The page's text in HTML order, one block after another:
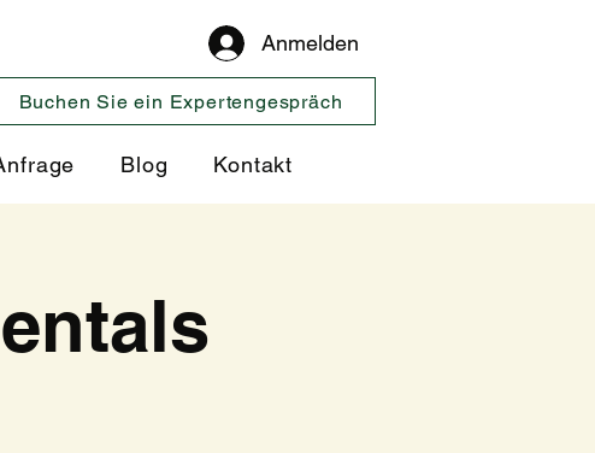
Anmelden
Buchen Sie ein Expertengespräch
Blog Kontakt